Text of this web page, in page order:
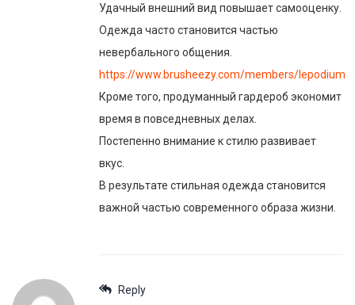
Удачный внешний вид повышает самооценку.
Одежда часто становится частью
невербального общения.
https://www.brusheezy.com/members/lepodium
Кроме того, продуманный гардероб экономит
время в повседневных делах.
Постепенно внимание к стилю развивает
вкус.
В результате стильная одежда становится
важной частью современного образа жизни.
Reply